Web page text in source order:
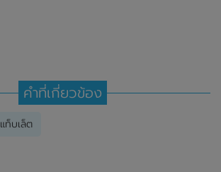
คำที่เกี่ยวข้อง
แท็บเล็ต